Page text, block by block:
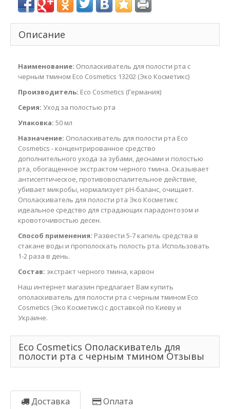
Описание
Наименование: Ополаскиватель для полости рта с
черным тмином Eco Cosmetics 13202 (Эко Косметикс)
Производитель: Eco Cosmetics (Германия)
Серия: Уход за полостью рта
Упаковка: 50 мл
Назначение: Ополаскиватель для полости рта Eco
Cosmetics - концентрированное средство
дополнительного ухода за зубами, деснами и полостью
рта, обогащенное экстрактом черного тмина. Оказывает
антисептическое, противовоспалительное действие,
убивает микробы, нормализует рН-баланс, очищает.
Ополаскиватель для полости рта Эко Косметикс
идеальное средство для страдающих парадонтозом и
кровоточивостью десен.
Способ применения: Развести 5-7 капель средства в
стакане воды и прополоскать полость рта. Использовать
1-2 раза в день.
Состав: экстракт черного тмина, карвон
Наш интернет магазин предлагает Вам купить
ополаскиватель для полости рта с черным тмином Eco
Cosmetics (Эко Косметикс) с доставкой по Киеву и
Украине.
Eco Cosmetics Ополаскиватель для
полости рта с черным тмином Отзывы
Доставка Оплата